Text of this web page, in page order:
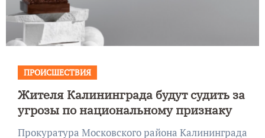
ПРОИСШЕСТВИЯ
Жителя Калининграда будут судить за
угрозы по национальному признаку
Прокуратура Московского района Калининграда